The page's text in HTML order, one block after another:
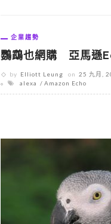
企業趨勢
鸚鵡也網購 亞馬遜
by Elliott Leung on 25 九月,
alexa
Amazon Echo